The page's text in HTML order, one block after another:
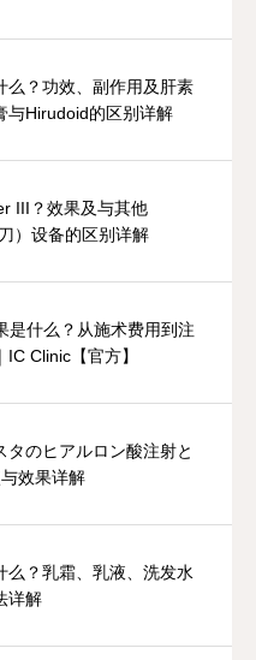
么？功效、副作用及肝素
与Hirudoid的区别详解
III？效果及与其他
）设备的区别详解
是什么？从施术费用到注
Clinic【官方】
タのヒアルロン酸注射と
效果详解
么？乳霜、乳液、洗发水
详解